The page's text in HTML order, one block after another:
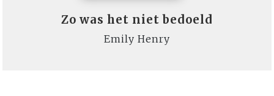
Zo was het niet bedoeld
Emily Henry